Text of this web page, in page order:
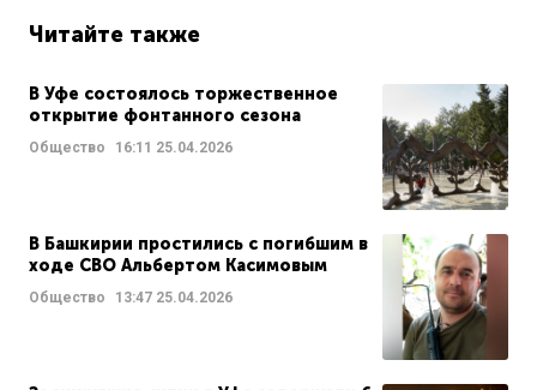
Читайте также
В Уфе состоялось торжественное
открытие фонтанного сезона
Общество 16:11 25.04.2026
В Башкирии простились с погибшим в
ходе СВО Альбертом Касимовым
Общество 13:47 25.04.2026